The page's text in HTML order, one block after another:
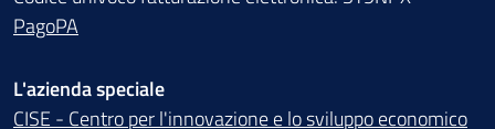
PagoPA
L'azienda speciale
CISE - Centro per l'innovazione e lo sviluppo economico